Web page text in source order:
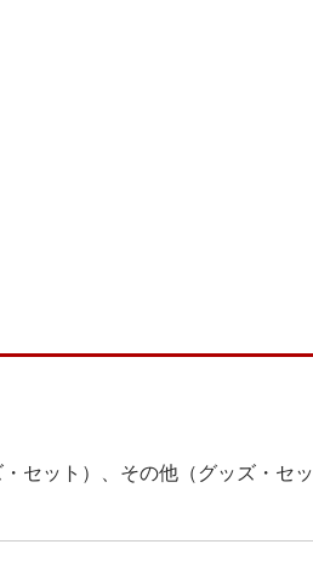
セット）、その他（グッズ・セ